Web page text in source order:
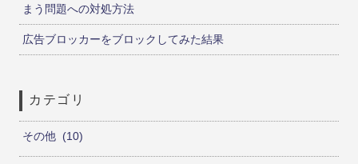
まう問題への対処方法
広告ブロッカーをブロックしてみた結果
カテゴリ
その他 10